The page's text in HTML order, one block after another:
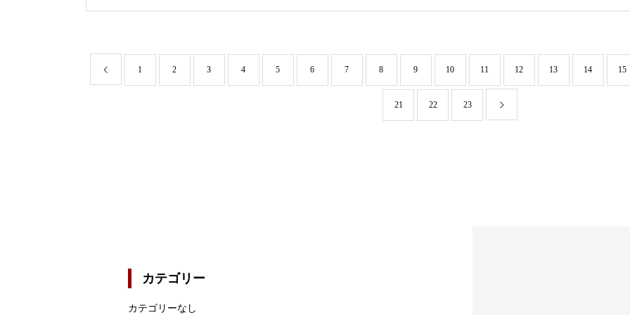
1 2 3 4 5 6 7 8 9 10 11 12 13 14 15
21 22 23
カテゴリー
カテゴリーなし